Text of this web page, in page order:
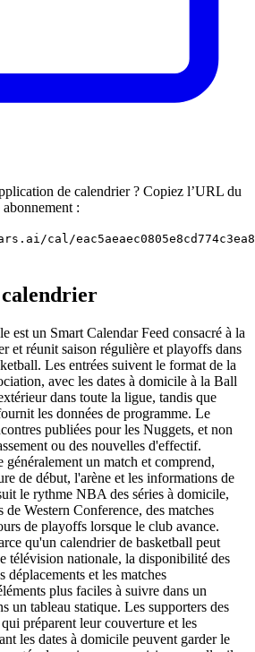
de calendrier ? Copiez l’URL du
:
cal/
calendrier
est un Smart Calendar Feed consacré à la
et réunit saison régulière et playoffs dans
Les entrées suivent le format de la
avec les dates à domicile à la Ball
dans toute la ligue, tandis que
les données de programme. Le
publiées pour les Nuggets, et non
ou des nouvelles d'effectif.
généralement un match et comprend,
de début, l'arène et les informations de
le rythme NBA des séries à domicile,
de Western Conference, des matches
de playoffs lorsque le club avance.
qu'un calendrier de basketball peut
télévision nationale, la disponibilité des
déplacements et les matches
plus faciles à suivre dans un
un tableau statique. Les supporters des
préparent leur couverture et les
les dates à domicile peuvent garder le